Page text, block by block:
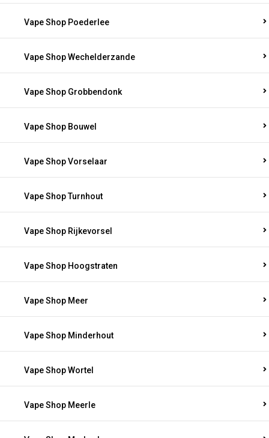
Vape Shop Poederlee
Vape Shop Wechelderzande
Vape Shop Grobbendonk
Vape Shop Bouwel
Vape Shop Vorselaar
Vape Shop Turnhout
Vape Shop Rijkevorsel
Vape Shop Hoogstraten
Vape Shop Meer
Vape Shop Minderhout
Vape Shop Wortel
Vape Shop Meerle